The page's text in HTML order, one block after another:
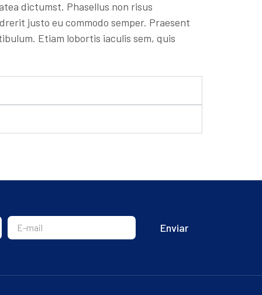
dictumst. Phasellus non risus
justo eu commodo semper. Praesent
Etiam lobortis iaculis sem, quis
Enviar